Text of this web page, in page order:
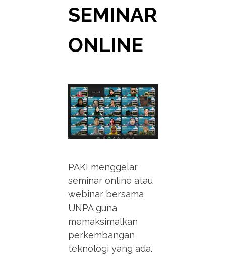
SEMINAR
ONLINE
PAKI menggelar
seminar online atau
webinar bersama
UNPA guna
memaksimalkan
perkembangan
teknologi yang ada.